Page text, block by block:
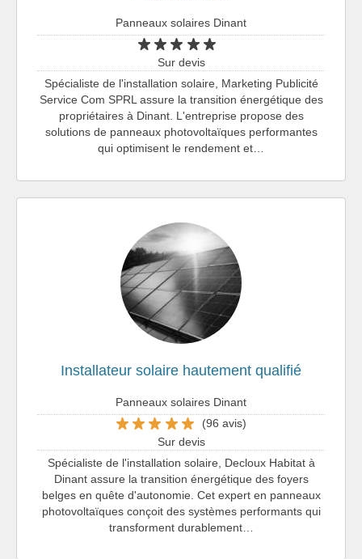
Panneaux solaires Dinant
Sur devis
Spécialiste de l'installation solaire, Marketing Publicité
Service Com SPRL assure la transition énergétique des
propriétaires à Dinant. L'entreprise propose des
solutions de panneaux photovoltaïques performantes
qui optimisent le rendement et…
Installateur solaire hautement qualifié
Panneaux solaires Dinant
(96 avis)
Sur devis
Spécialiste de l'installation solaire, Decloux Habitat à
Dinant assure la transition énergétique des foyers
belges en quête d'autonomie. Cet expert en panneaux
photovoltaïques conçoit des systèmes performants qui
transforment durablement…